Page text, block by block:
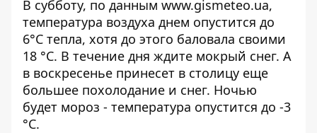
В субботу, по данным www.gismeteo.ua,
температура воздуха днем опустится до
6°C тепла, хотя до этого баловала своими
18 °C. В течение дня ждите мокрый снег. А
в воскресенье принесет в столицу еще
большее похолодание и снег. Ночью
будет мороз - температура опустится до -3
°C.